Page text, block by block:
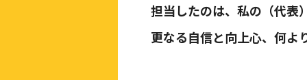
担当したのは、私の（代表
更なる自信と向上心、何よ